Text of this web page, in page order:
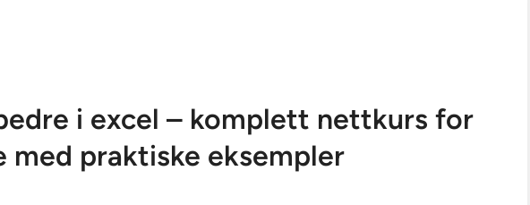
i excel – komplett nettkurs for
med praktiske eksempler